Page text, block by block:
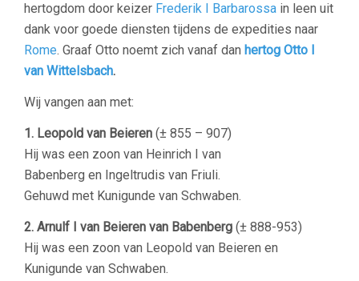
hertogdom door keizer Frederik I Barbarossa in leen uit
dank voor goede diensten tijdens de expedities naar
Rome. Graaf Otto noemt zich vanaf dan hertog Otto I
van Wittelsbach.
Wij vangen aan met:
1. Leopold van Beieren (± 855 – 907)
Hij was een zoon van Heinrich I van
Babenberg en Ingeltrudis van Friuli.
Gehuwd met Kunigunde van Schwaben.
2. Arnulf I van Beieren van Babenberg (± 888-953)
Hij was een zoon van Leopold van Beieren en
Kunigunde van Schwaben.